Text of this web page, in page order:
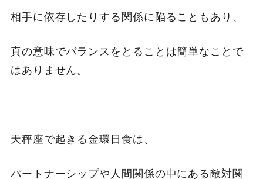
相手に依存したりする関係に陥ることもあり、
真の意味でバランスをとることは簡単なことで
はありません。
天秤座で起きる金環日食は、
パートナーシップや人間関係の中にある敵対関